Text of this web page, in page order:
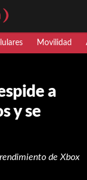
Movilidad
a
y se
de Xbox